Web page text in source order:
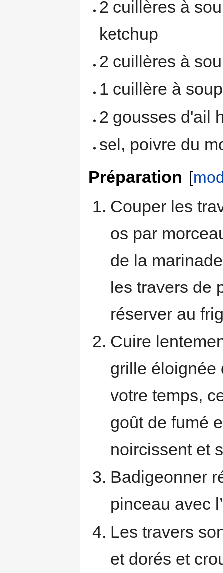
2 cuillères à
ketchup
2 cuillères à
1 cuillère à
2 gousses d'ail
sel, poivre du
Préparation [
Couper les
os par
de la
les travers de
réserver au
Cuire
grille éloignée
votre temps,
goût de fumé
noircissent et
Badigeonner
pinceau avec
Les travers
et dorés et